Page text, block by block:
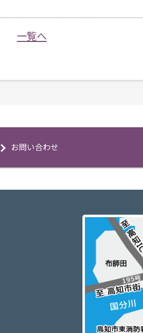
一覧へ
お問い合わせ